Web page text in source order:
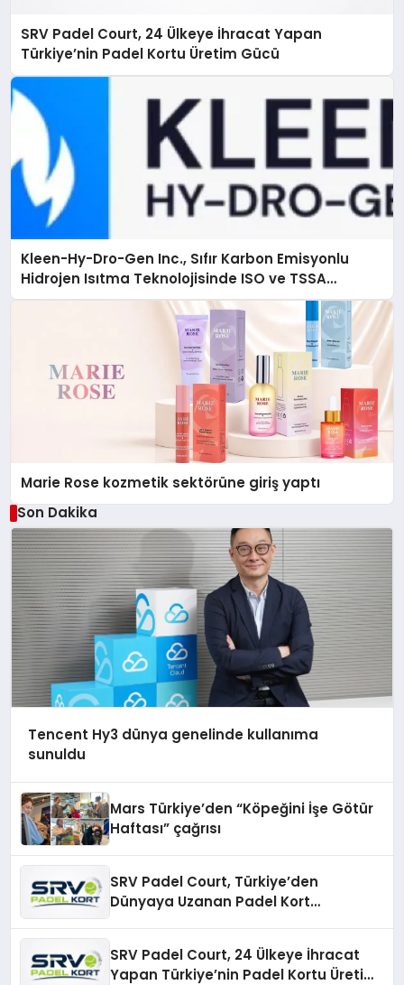
SRV Padel Court, 24 Ülkeye İhracat Yapan
Türkiye’nin Padel Kortu Üretim Gücü
Kleen-Hy-Dro-Gen Inc., Sıfır Karbon Emisyonlu
Hidrojen Isıtma Teknolojisinde ISO ve TSSA
Düzenleyici Onaylarını Aldı
Marie Rose kozmetik sektörüne giriş yaptı
Son Dakika
Tencent Hy3 dünya genelinde kullanıma
sunuldu
Mars Türkiye’den “Köpeğini İşe Götür
Haftası” çağrısı
SRV Padel Court, Türkiye’den
Dünyaya Uzanan Padel Kort
SRV Padel Court, 24 Ülkeye İhracat
Yapan Türkiye’nin Padel Kortu Üretim